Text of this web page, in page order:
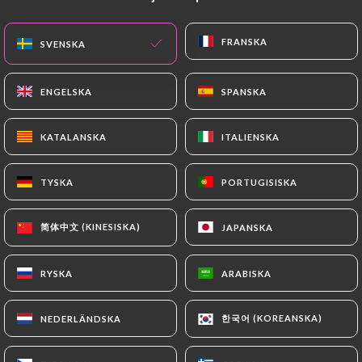
SVENSKA FRANSKA
ENGELSKA SPANSKA
KATALANSKA ITALIENSKA
TYSKA PORTUGISISKA
简体中文 (KINESISKA) JAPANSKA
RYSKA ARABISKA
NEDERLÄNDSKA 한국어 (KOREANSKA)
HEM/KONTAKT
Kontakt
Japanos Ramen Bar
SVENSKA FRANSKA
ENGELSKA SPANSKA
KATALANSKA ITALIENSKA
TYSKA PORTUGISISKA
简体中文 (KINESISKA) JAPANSKA
RYSKA ARABISKA
NEDERLÄNDSKA 한국어 (KOREANSKA)